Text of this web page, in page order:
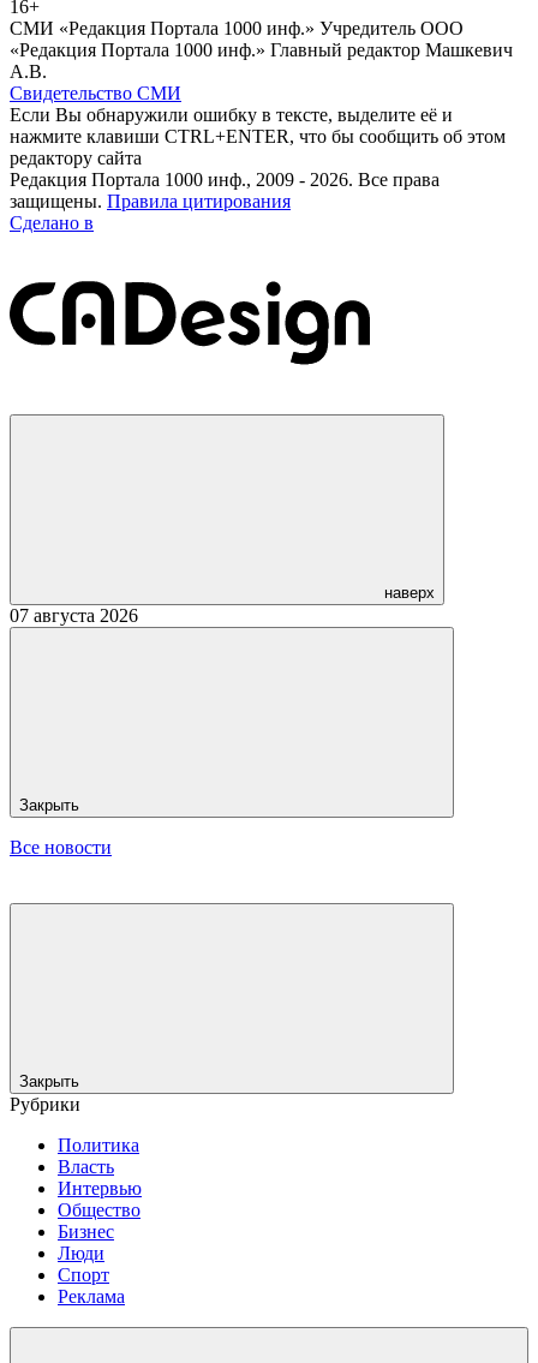
16+
СМИ «Редакция Портала 1000 инф.» Учредитель ООО
«Редакция Портала 1000 инф.» Главный редактор Машкевич
А.В.
Свидетельство СМИ
Если Вы обнаружили ошибку в тексте, выделите её и
нажмите клавиши CTRL+ENTER, что бы сообщить об этом
редактору сайта
Редакция Портала 1000 инф., 2009 - 2026. Все права
защищены. Правила цитирования
Сделано в
наверх
07 августа 2026
Закрыть
Все новости
Закрыть
Рубрики
Политика
Власть
Интервью
Общество
Бизнес
Люди
Спорт
Реклама